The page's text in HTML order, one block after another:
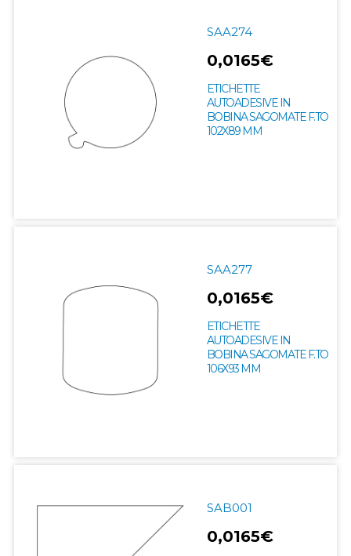
SAA274
0,0165€
ETICHETTE
AUTOADESIVE IN
BOBINA SAGOMATE F.TO
102X89 MM
SAA277
0,0165€
ETICHETTE
AUTOADESIVE IN
BOBINA SAGOMATE F.TO
106X93 MM
SAB001
0,0165€